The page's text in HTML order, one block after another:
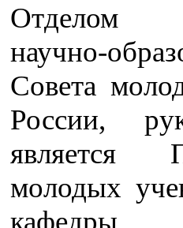
Отделом
научно-
Совета
России,
является
молодых
кафедры